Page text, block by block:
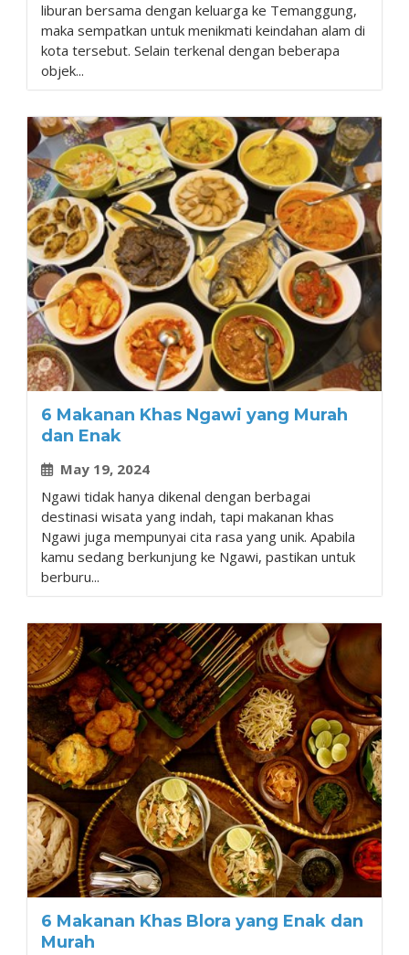
liburan bersama dengan keluarga ke Temanggung,
maka sempatkan untuk menikmati keindahan alam di
kota tersebut. Selain terkenal dengan beberapa
objek...
6 Makanan Khas Ngawi yang Murah
dan Enak
May 19, 2024
Ngawi tidak hanya dikenal dengan berbagai
destinasi wisata yang indah, tapi makanan khas
Ngawi juga mempunyai cita rasa yang unik. Apabila
kamu sedang berkunjung ke Ngawi, pastikan untuk
berburu...
6 Makanan Khas Blora yang Enak dan
Murah